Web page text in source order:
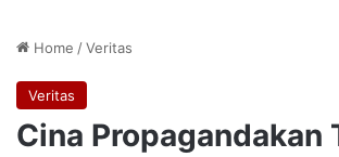
Home /Veritas
Veritas
Cina Propagandakan